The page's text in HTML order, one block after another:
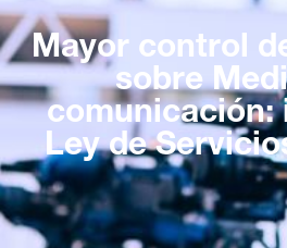
Mayor control
sobre
comunicación:
Ley de